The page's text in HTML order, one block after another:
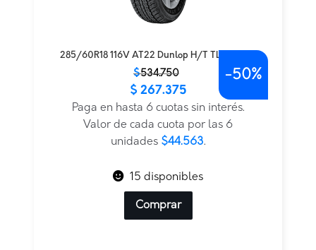
285/60R18 116V AT22 Dunlop H/T TL BLK JAP
$534.750
original
actual
$ 267.375
Paga en hasta 6 cuotas sin interés.
Valor de cada cuota por las 6
unidades $44.563.
-50%
15 disponibles
Comprar